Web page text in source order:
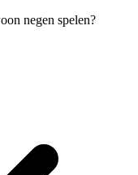
negen spelen?